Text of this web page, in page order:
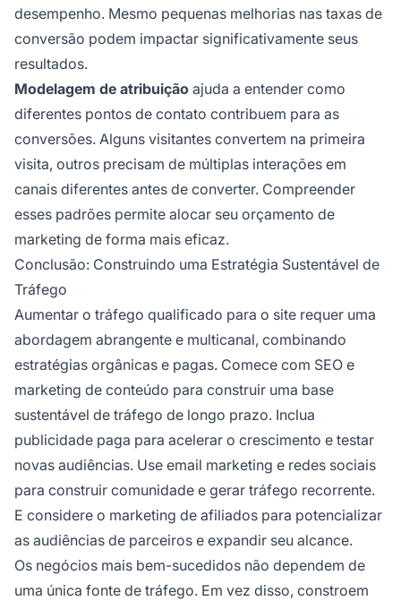
desempenho. Mesmo pequenas melhorias nas taxas de
conversão podem impactar significativamente seus
resultados.
Modelagem de atribuição ajuda a entender como
diferentes pontos de contato contribuem para as
conversões. Alguns visitantes convertem na primeira
visita, outros precisam de múltiplas interações em
canais diferentes antes de converter. Compreender
esses padrões permite alocar seu orçamento de
marketing de forma mais eficaz.
Conclusão: Construindo uma Estratégia Sustentável de
Tráfego
Aumentar o tráfego qualificado para o site requer uma
abordagem abrangente e multicanal, combinando
estratégias orgânicas e pagas. Comece com SEO e
marketing de conteúdo para construir uma base
sustentável de tráfego de longo prazo. Inclua
publicidade paga para acelerar o crescimento e testar
novas audiências. Use email marketing e redes sociais
para construir comunidade e gerar tráfego recorrente.
E considere o marketing de afiliados para potencializar
as audiências de parceiros e expandir seu alcance.
Os negócios mais bem-sucedidos não dependem de
uma única fonte de tráfego. Em vez disso, constroem